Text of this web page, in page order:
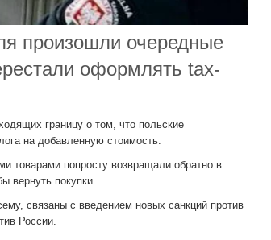
произошли очередные
оформлять tax-
границу о том, что польские
на добавленную стоимость.
товарами попросту возвращали обратно в
вернуть покупки.
связаны с введением новых санкций против
России.